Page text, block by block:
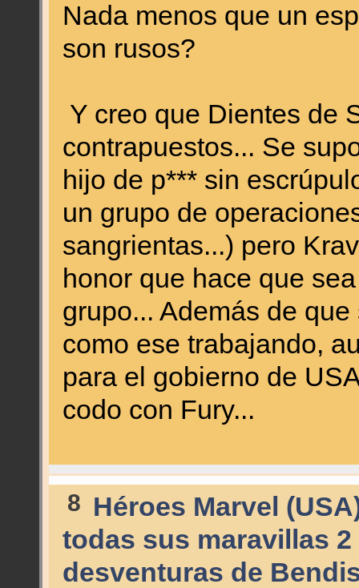
Nada menos que un
son rusos?
Y creo que Dientes de
contrapuestos... Se
hijo de p*** sin
un grupo de
sangrientas...) pero
honor que hace que
grupo... Además de
como ese trabajando,
para el gobierno de
codo con Fury...
8 Héroes Marvel
todas sus maravillas 2
desventuras de